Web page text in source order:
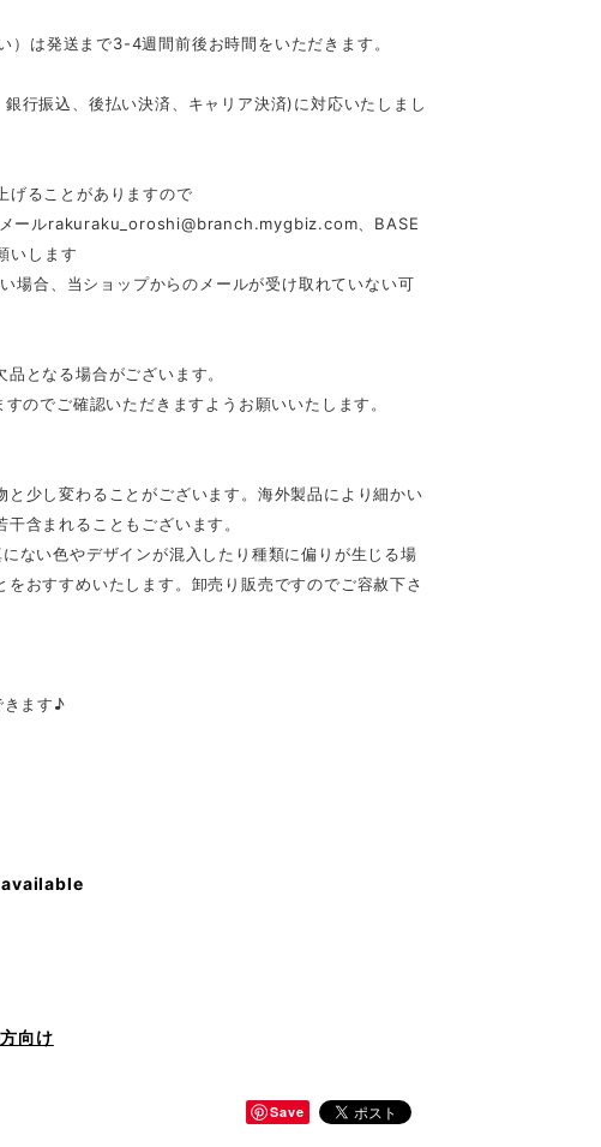
は発送まで3-4週間前後お時間をいただきます。
行振込、後払い決済、キャリア決済)に対応いたしまし
げることがありますので
ールrakuraku_oroshi@branch.mygbiz.com 、BASE
いします
場合、当ショップからのメールが受け取れていない可
となる場合がございます。
のでご確認いただきますようお願いいたします。
少し変わることがございます。海外製品により細かい
含まれることもございます。
ない色やデザインが混入したり種類に偏りが生じる場
おすすめいたします。卸売り販売ですのでご容赦下さ
きます♪
向け
Save